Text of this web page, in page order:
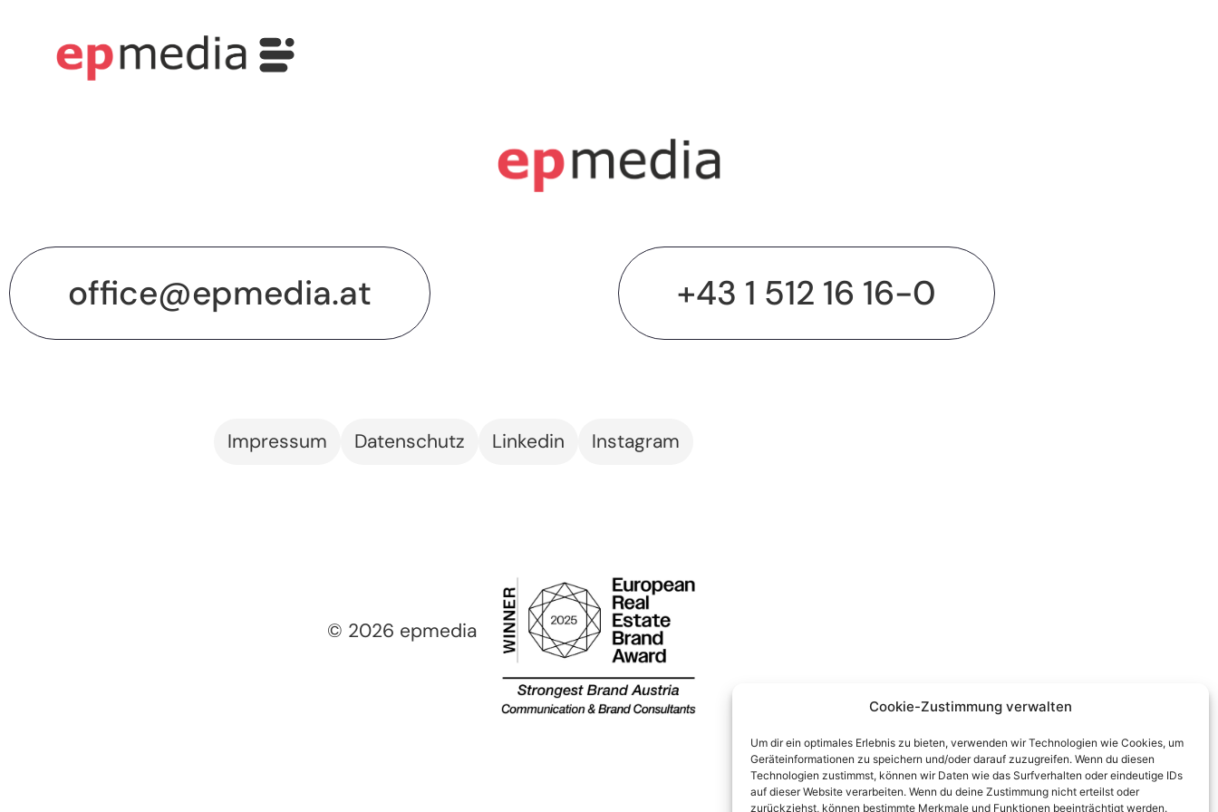
Cookie-Zustimmung verwalten
Um dir ein optimales Erlebnis zu bieten, verwenden wir Technologien wie Cookies, um
Geräteinformationen zu speichern und/oder darauf zuzugreifen. Wenn du diesen
Technologien zustimmst, können wir Daten wie das Surfverhalten oder eindeutige IDs
auf dieser Website verarbeiten. Wenn du deine Zustimmung nicht erteilst oder
zurückziehst, können bestimmte Merkmale und Funktionen beeinträchtigt werden.
office@epmedia.at +43 1 512 16 16-0
Impressum Datenschutz Linkedin Instagram
© 2026 epmedia